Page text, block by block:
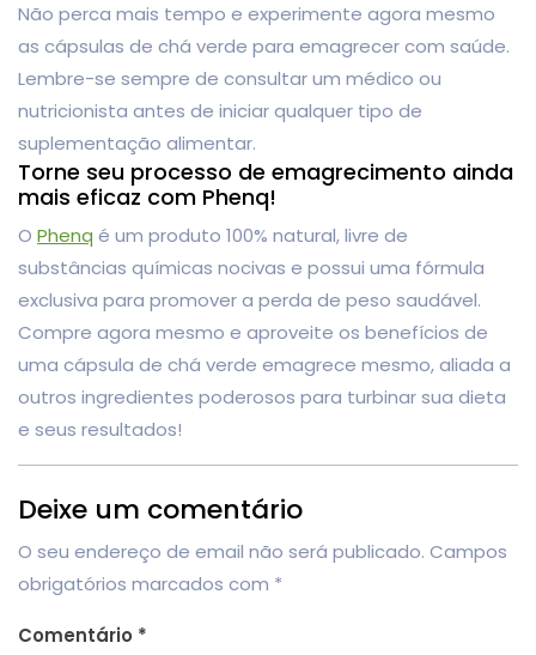
Não perca mais tempo e experimente agora mesmo
as cápsulas de chá verde para emagrecer com saúde.
Lembre-se sempre de consultar um médico ou
nutricionista antes de iniciar qualquer tipo de
suplementação alimentar.
Torne seu processo de emagrecimento ainda
mais eficaz com Phenq!
O Phenq é um produto 100% natural, livre de
substâncias químicas nocivas e possui uma fórmula
exclusiva para promover a perda de peso saudável.
Compre agora mesmo e aproveite os benefícios de
uma cápsula de chá verde emagrece mesmo, aliada a
outros ingredientes poderosos para turbinar sua dieta
e seus resultados!
Deixe um comentário
O seu endereço de email não será publicado. Campos
obrigatórios marcados com *
Comentário *